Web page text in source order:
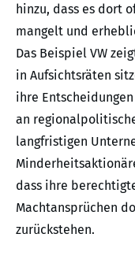
hinzu, dass es dort
mangelt und
Das Beispiel VW
in Aufsichtsräten
ihre
an
langfristigen
dass ihre
Machtansprüchen
zurückstehen.